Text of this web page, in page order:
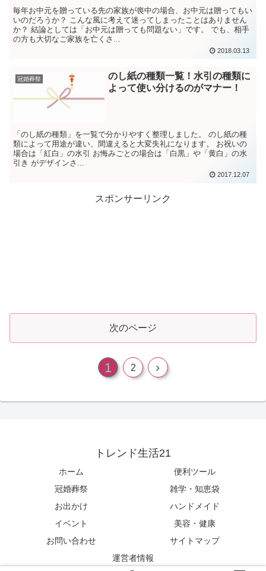
毎年お中元を贈っている先の家族が喪中の場合、お中元は贈ってもい
いのだろうか？ こんな風に考えて迷ってしまったことはありません
か？ 結論としては「お中元は贈っても問題ない」です。 でも、相手
の方も大切なご家族を亡くさ...
2018.03.13
冠婚葬祭
のし紙の種類一覧！水引の種類に
よって使い分けるのがマナー！
「のし紙の種類」を一覧で分かりやすく整理しました。 のし紙の種
類によって用途が違い、間違えると大変失礼になります。 お祝いの
場合は「紅白」の水引 お悔みごとの場合は「白黒」や「黄白」の水
引き がデザインさ...
2017.12.07
スポンサーリンク
次のページ
1 2
トレンド生活21
ホーム
便利ツール
冠婚葬祭
雑学・知恵袋
お出かけ
ハンドメイド
イベント
美容・健康
お問い合わせ
サイトマップ
運営者情報